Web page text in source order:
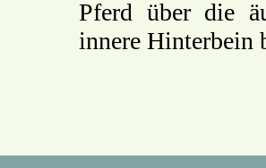
Pferd über die
innere Hinterbein